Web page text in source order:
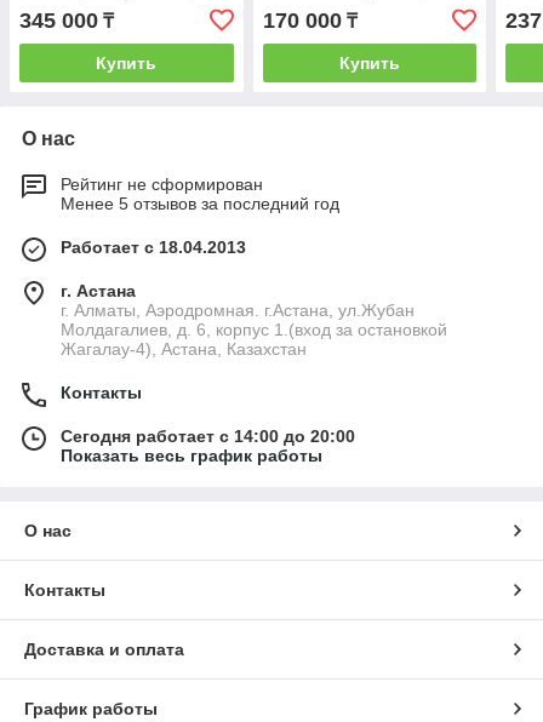
345 000 ₸
Купить
170 000₸
Купить
О нас
Рейтинг не сформирован
Менее 5 отзывов за последний год
Работает с 18.04.2013
г. Астана
г. Алматы, Аэродромная. г.Астана, ул.Жубан
Молдагалиев, д. 6, корпус 1.(вход за остановкой
Жагалау-4), Астана, Казахстан
Контакты
Сегодня работает с 14:00 до 20:00
Показать весь график работы
О нас
Контакты
Доставка и оплата
График работы